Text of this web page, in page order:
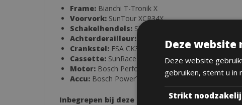
Frame: Bianchi T-Tronik X
Voorvork: SunTour XCR34X
Schakelhendels: Shimano Deore SL-M4100,
Achterderailleur: Shimano Deore RD-M4100, 10-
Crankstel: FSA CK320
Cassette: SunRace CSMS2, 11-42T
Motor: Bosch Performance Line CX BDU3840
Accu: Bosch PowerTube 800 Wh
Inbegrepen bij deze huur:
Deze
Deze website
gebruiken, stemt u in
Strikt